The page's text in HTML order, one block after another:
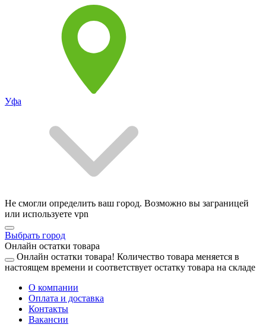
Уфа
Не смогли определить ваш город. Возможно вы заграницей
или используете vpn
Выбрать город
Онлайн остатки товара
Онлайн остатки товара! Количество товара меняется в
настоящем времени и соответствует остатку товара на складе
О компании
Оплата и доставка
Контакты
Вакансии